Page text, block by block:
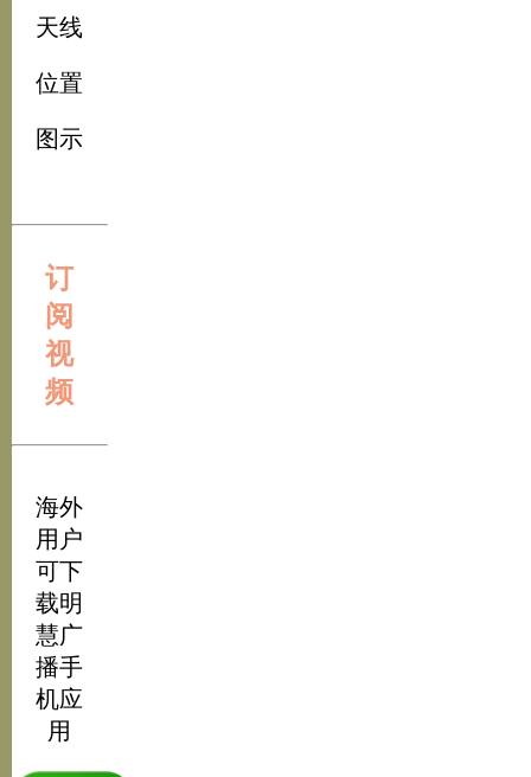
天线
位置
图示
订
阅
视
频
海外
用户
可下
载明
慧广
播手
机应
用